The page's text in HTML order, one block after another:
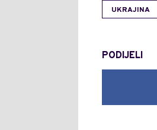
UKRAJINA
PODIJELI